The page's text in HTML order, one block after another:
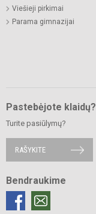
Viešieji pirkimai
Parama gimnazijai
Pastebėjote klaidų?
Turite pasiūlymų?
RAŠYKITE
Bendraukime